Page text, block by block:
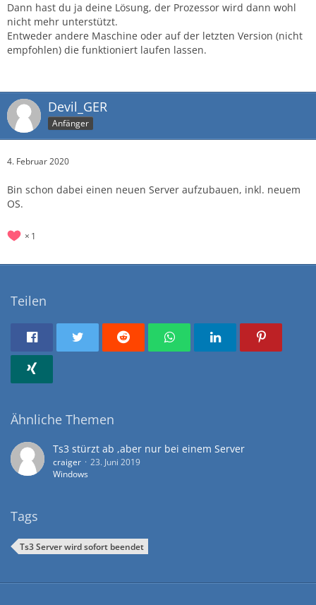
Dann hast du ja deine Lösung, der Prozessor wird dann wohl
nicht mehr unterstützt.
Entweder andere Maschine oder auf der letzten Version (nicht
empfohlen) die funktioniert laufen lassen.
Devil_GER
Anfänger
4. Februar 2020
Bin schon dabei einen neuen Server aufzubauen, inkl. neuem
OS.
1
Teilen
Ähnliche Themen
Ts3 stürzt ab ,aber nur bei einem Server
craiger
23. Juni 2019
Windows
Tags
Ts3 Server wird sofort beendet